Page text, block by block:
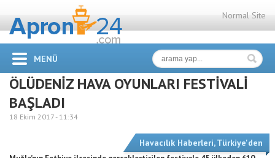
Normal Site
MENÜ
ÖLÜDENİZ HAVA OYUNLARI FESTİVALİ
BAŞLADI
18 Ekim 2017 - 11:34
Havacılık Haberleri,Türkiye'den